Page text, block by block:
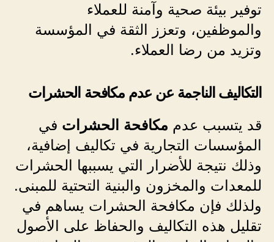
توفير بيئة صحية وآمنة للعملاء
والموظفين، وتعزز الثقة في المؤسسة
وتزيد من رضا العملاء.
التكاليف الناجمة عن عدم مكافحة الحشرات
قد يتسبب عدم مكافحة الحشرات في
المؤسسات التجارية في تكاليف إضافية،
وذلك نتيجة للأضرار التي يسببها الحشرات
للمعدات والمخزون والبنية التحتية للمبنى.
ولذلك فإن مكافحة الحشرات يساهم في
تقليل هذه التكاليف والحفاظ على الأصول